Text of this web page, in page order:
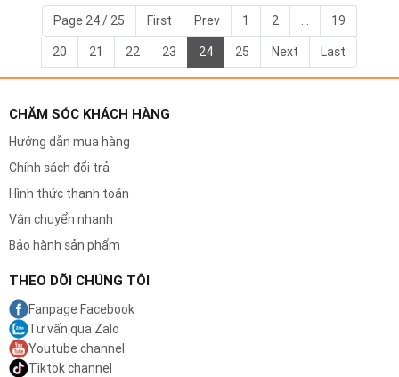
Page 24 / 25 First Prev 1 2 19
20 21 22 23 24 25 Next Last
CHĂM SÓC KHÁCH HÀNG
Hướng dẫn mua hàng
Chính sách đổi trả
Hình thức thanh toán
Vận chuyển nhanh
Bảo hành sản phẩm
THEO DÕI CHÚNG TÔI
Fanpage Facebook
Tư vấn qua Zalo
Youtube channel
Tiktok channel